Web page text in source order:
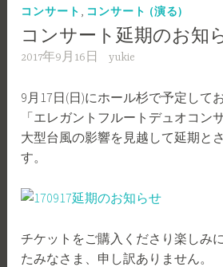
コンサート , コンサート (演る)
コンサート延期のお知
2017年9月16日 yukie
9月17日(日)にホール杉で予定して
「エレガントフルートデュオコン
大型台風の影響を見越して延期と
す。
チケットをご購入くださり楽しみ
たみなさま、申し訳ありません。